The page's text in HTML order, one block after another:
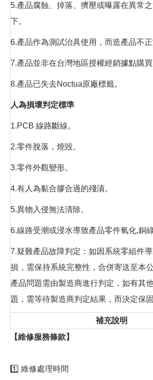
5.產品腐蝕、掉落、擠壓或曝露在異常
下。
6.產品作為測試治具使用，而造產品不正
7.產品並非在台灣地區授權經銷據點購買
8.產品已失去Noctua原廠標籤。
人為損壞判定標準
1.PCB 線路斷線。
2.零件脫落，燒毀。
3.零件外觀變形。
4.有人為黏合膠合過的殘漬。
5.異物入侵無法清除。
6.線路受潮或浸水導致產品零件氧化,銅綠
7.疑難產品故障判定：如因系統零組件
損，需保持系統完整性，合併寄送至本
產品問題需由製造商進行判定，如有其
題，需等待製造商判定結果，而決定保固
補充說明
【維修服務條款】
1️⃣ 維修處理時間